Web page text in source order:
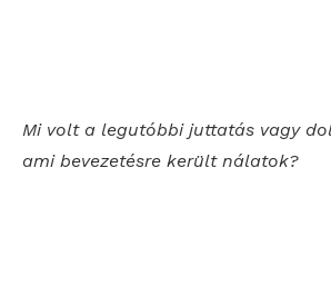
Mi volt a legutóbbi juttatás vagy
ami bevezetésre került nálatok?